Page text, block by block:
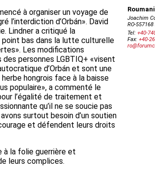
à organiser un voyage de
l’interdiction d’Orbán». David
Lindner a critiqué la
bas dans la lutte culturelle
Les modifications
personnes LGBTIQ+ «visent
d’Orbán et sont une
hongrois face à la baisse
populaire», a commenté le
l’égalité de traitement et
qu’il ne se soucie pas
surtout besoin d’un soutien
et défendent leurs droits
à la folie guerrière et
leurs complices.